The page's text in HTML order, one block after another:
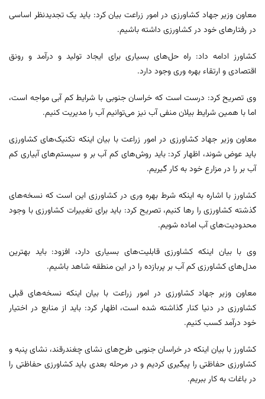
معاون وزیر جهاد کشاورزی در امور زراعت بیان کرد: باید یک تجدیدنظر اساسی
در رفتارهای خود در کشاورزی داشته باشیم.
کشاورز ادامه داد: راه حل‌های بسیاری برای ایجاد تولید و درآمد و رونق
اقتصادی و ارتقاء بهره وری وجود دارد.
وی تصریح کرد: درست است که خراسان جنوبی با شرایط کم آبی مواجه است،
اما با همین شرایط بیلان منفی آب نیز می‌توانیم آب را مدیریت کنیم.
معاون وزیر جهاد کشاورزی در امور زراعت با بیان اینکه تکنیک‌های کشاورزی
باید عوض شوند، اظهار کرد: باید روش‌های کم آب بر و سیستم‌های آبیاری کم
آب بر را در مزارع خود به کار گیریم.
کشاورز با اشاره به اینکه شرط بهره وری در کشاورزی این است که نسخه‌های
گذشته کشاورزی را رها کنیم، تصریح کرد: باید برای تغییرات کشاورزی با وجود
محدودیت‌های آب اماده شویم.
وی با بیان اینکه کشاورزی قابلیت‌های بسیاری دارد، افزود: باید بهترین
مدل‌های کشاورزی کم آب بر پربازده را در این منطقه شاهد باشیم.
معاون وزیر جهاد کشاورزی در امور زراعت با بیان اینکه نسخه‌های قبلی
کشاورزی در دنیا کنار گذاشته شده است، اظهار کرد: باید از منابع در اختیار
خود درآمد کسب کنیم.
کشاورز با بیان اینکه در خراسان جنوبی طرح‌های نشای چغندرقند، نشای پنبه و
کشاورزی حفاظتی را پیگیری کردیم و در مرحله بعدی باید کشاورزی حفاظتی را
در باغات به کار ببریم.